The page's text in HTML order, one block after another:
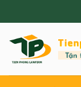
nội
dung